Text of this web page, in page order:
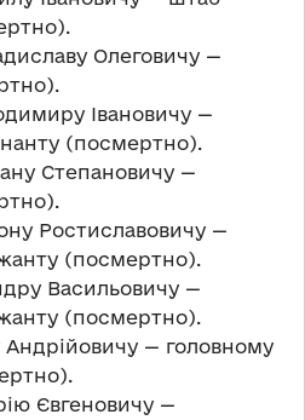
Олеговичу —
Івановичу —
(посмертно).
Степановичу —
Ростиславовичу —
(посмертно).
Васильовичу —
(посмертно).
— головному
Євгеновичу —